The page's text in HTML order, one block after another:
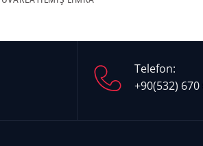
Telefon:
+90(532) 670